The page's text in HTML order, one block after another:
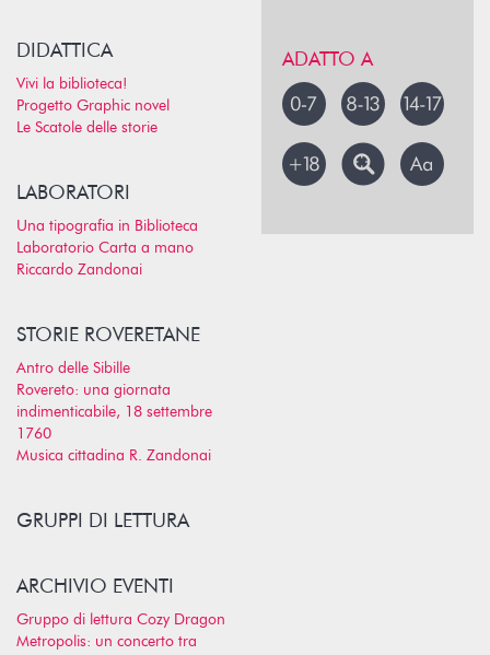
DIDATTICA
Vivi la biblioteca!
Progetto Graphic novel
Le Scatole delle storie
LABORATORI
Una tipografia in Biblioteca
Laboratorio Carta a mano
Riccardo Zandonai
STORIE ROVERETANE
Antro delle Sibille
Rovereto: una giornata
indimenticabile, 18 settembre
1760
Musica cittadina R. Zandonai
GRUPPI DI LETTURA
ARCHIVIO EVENTI
Gruppo di lettura Cozy Dragon
Metropolis: un concerto tra
ADATTO A